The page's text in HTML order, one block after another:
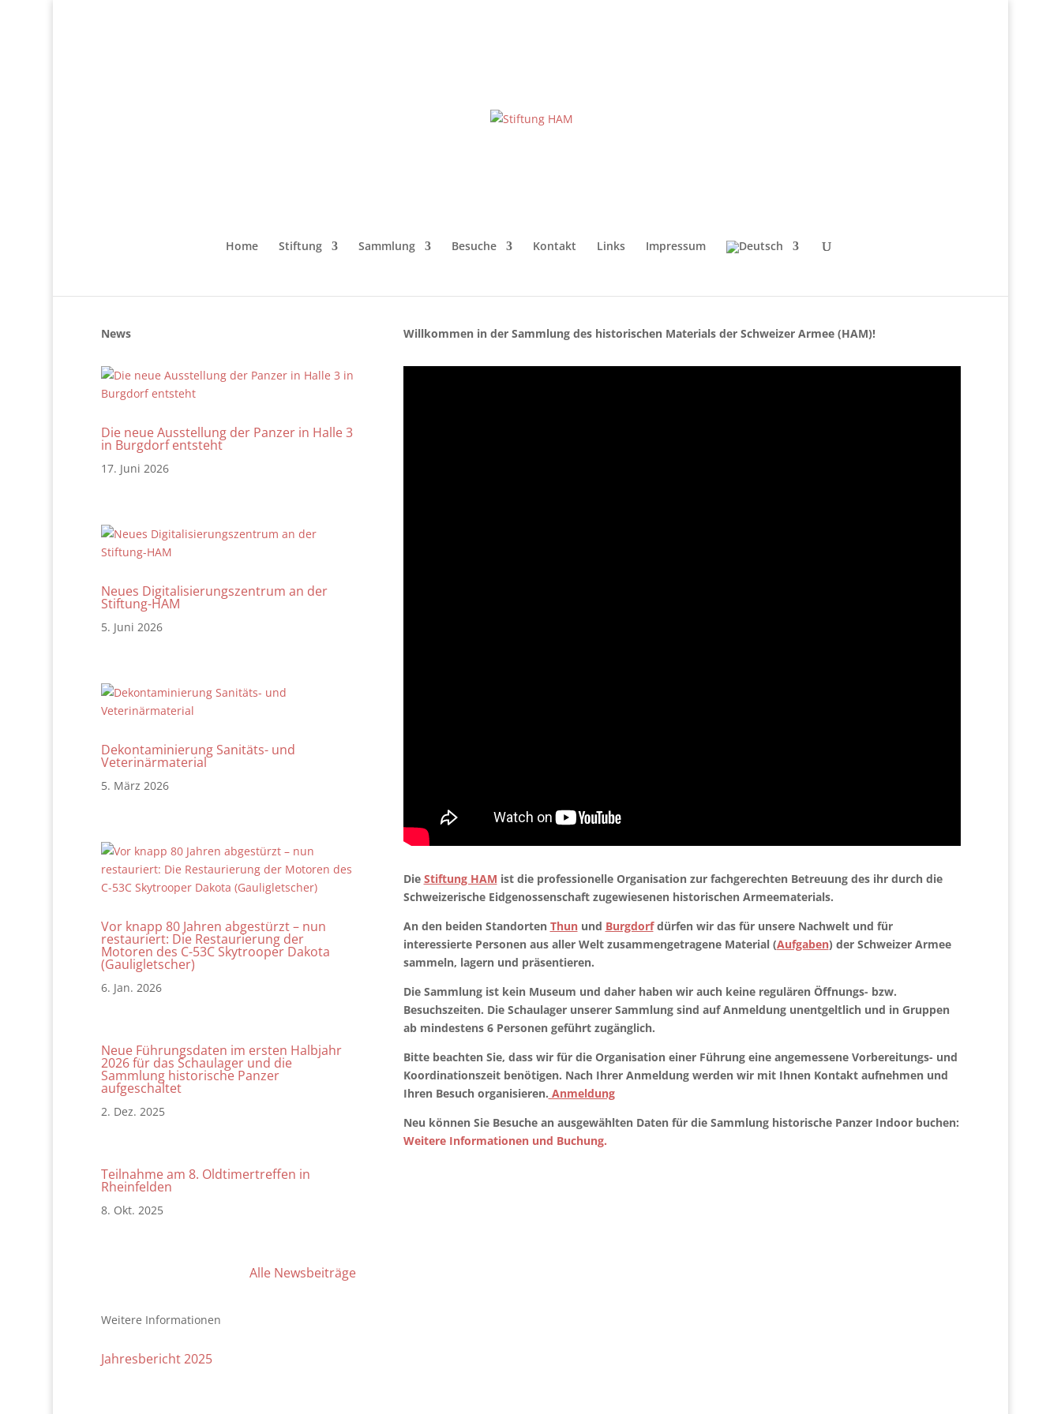
Home Stiftung Sammlung Besuche Kontakt Links Impressum
News
Die neue Ausstellung der Panzer in Halle 3
in Burgdorf entsteht
17. Juni 2026
Neues Digitalisierungszentrum an der
Stiftung-HAM
5. Juni 2026
Dekontaminierung Sanitäts- und
Veterinärmaterial
5. März 2026
Vor knapp 80 Jahren abgestürzt – nun
restauriert: Die Restaurierung der
Motoren des C-53C Skytrooper Dakota
(Gauligletscher)
6. Jan. 2026
Neue Führungsdaten im ersten Halbjahr
2026 für das Schaulager und die
Sammlung historische Panzer
aufgeschaltet
2. Dez. 2025
Teilnahme am 8. Oldtimertreffen in
Rheinfelden
8. Okt. 2025
Alle Newsbeiträge
Weitere Informationen
Jahresbericht 2025
Willkommen in der Sammlung des historischen Materials der Schweizer Armee (HAM)!
Die Stiftung HAM ist die professionelle Organisation zur fachgerechten Betreuung des ihr durch die
Schweizerische Eidgenossenschaft zugewiesenen historischen Armeematerials.
An den beiden Standorten Thunund Burgdorfdürfen wir das für unsere Nachwelt und für
interessierte Personen aus aller Welt zusammengetragene Material (Aufgaben) der Schweizer Armee
sammeln, lagern und präsentieren.
Die Sammlung ist kein Museum und daher haben wir auch keine regulären Öffnungs- bzw.
Besuchszeiten. Die Schaulager unserer Sammlung sind auf Anmeldung unentgeltlich und in Gruppen
ab mindestens 6 Personen geführt zugänglich.
Bitte beachten Sie, dass wir für die Organisation einer Führung eine angemessene Vorbereitungs- und
Koordinationszeit benötigen. Nach Ihrer Anmeldung werden wir mit Ihnen Kontakt aufnehmen und
Ihren Besuch organisieren. Anmeldung
Neu können Sie Besuche an ausgewählten Daten für die Sammlung historische Panzer Indoor buchen:
Weitere Informationen und Buchung.